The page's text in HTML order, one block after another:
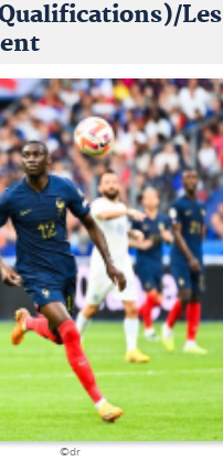
Les
©dr